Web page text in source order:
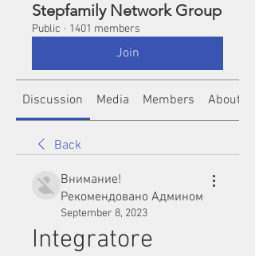
Stepfamily Network Group
Public · 1401 members
Join
Discussion Media Members About
Back
Внимание!
Рекомендовано Админом
September 8, 2023
Integratore